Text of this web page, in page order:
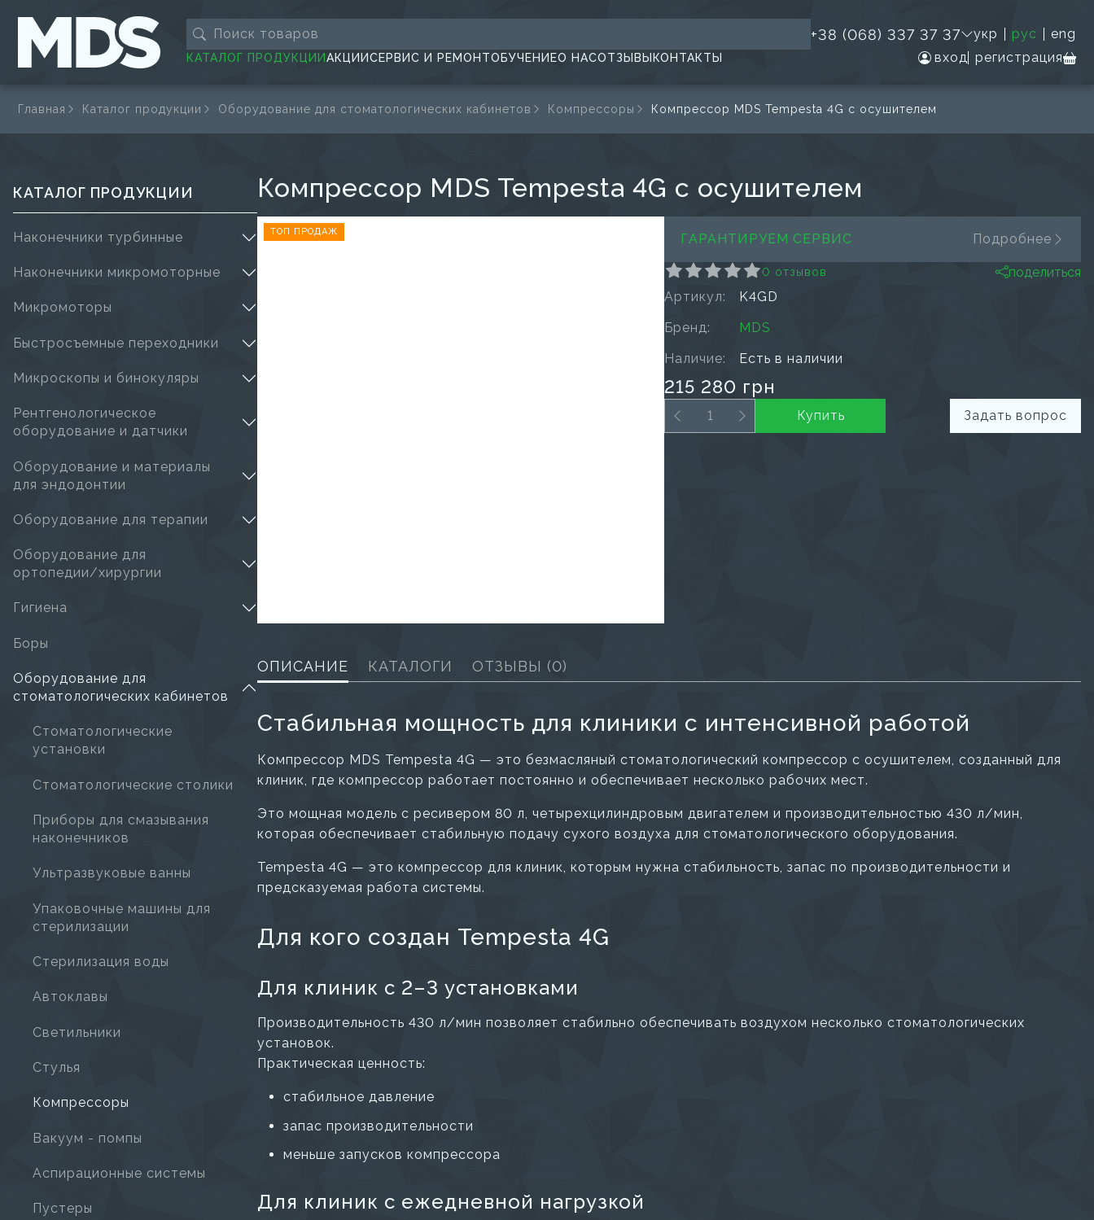
+38 (068) 337 37 37 укр рус eng
КАТАЛОГ ПРОДУКЦИИАКЦИИСЕРВИС И РЕМОНТОБУЧЕНИЕО НАСОТЗЫВЫ КОНТАКТЫ вход регистрация
Главная Каталог продукции Оборудование для стоматологических кабинетов Компрессоры Компрессор MDS Tempesta 4G с осушителем
КАТАЛОГ ПРОДУКЦИИ
Наконечники турбинные
Наконечники микромоторные
Микромоторы
Быстросъемные переходники
Микроскопы и бинокуляры
Рентгенологическое
оборудование и датчики
Оборудование и материалы
для эндодонтии
Оборудование для терапии
Оборудование для
ортопедии/хирургии
Гигиена
Боры
Оборудование для
стоматологических кабинетов
Стоматологические
установки
Стоматологические столики
Приборы для смазывания
наконечников
Ультразвуковые ванны
Упаковочные машины для
стерилизации
Стерилизация воды
Автоклавы
Светильники
Стулья
Компрессоры
Вакуум - помпы
Аспирационные системы
Пустеры
Компрессор MDS Tempesta 4G с осушителем
ТОП ПРОДАЖ ГАРАНТИРУЕМ СЕРВИС Подробнее
0 отзывов
поделиться
Артикул:
K4GD
Бренд:
MDS
Наличие:
Есть в наличии
215 280 грн
Купить Задать вопрос
ОПИСАНИЕ КАТАЛОГИ ОТЗЫВЫ (0)
Стабильная мощность для клиники с интенсивной работой
Компрессор MDS Tempesta 4G — это безмасляный стоматологический компрессор с осушителем, созданный для
клиник, где компрессор работает постоянно и обеспечивает несколько рабочих мест.
Это мощная модель с ресивером 80 л, четырехцилиндровым двигателем и производительностью 430 л/мин,
которая обеспечивает стабильную подачу сухого воздуха для стоматологического оборудования.
Tempesta 4G — это компрессор для клиник, которым нужна стабильность, запас по производительности и
предсказуемая работа системы.
Для кого создан Tempesta 4G
Для клиник с 2–3 установками
Производительность 430 л/мин позволяет стабильно обеспечивать воздухом несколько стоматологических
установок.
Практическая ценность:
стабильное давление
запас производительности
меньше запусков компрессора
Для клиник с ежедневной нагрузкой